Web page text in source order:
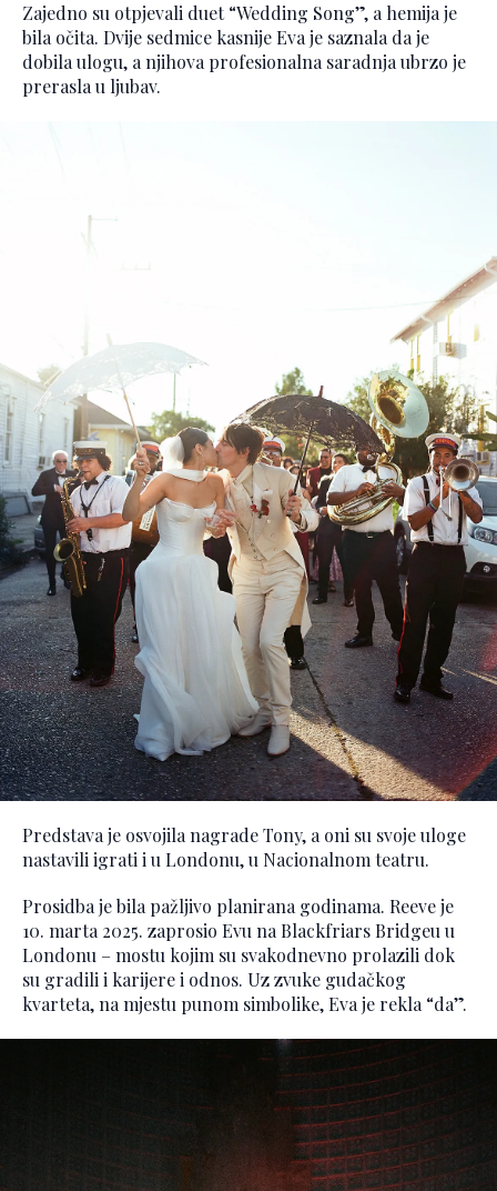
Zajedno su otpjevali duet “Wedding Song”, a hemija je
bila očita. Dvije sedmice kasnije Eva je saznala da je
dobila ulogu, a njihova profesionalna saradnja ubrzo je
prerasla u ljubav.
Predstava je osvojila nagrade Tony, a oni su svoje uloge
nastavili igrati i u Londonu, u Nacionalnom teatru.
Prosidba je bila pažljivo planirana godinama. Reeve je
10. marta 2025. zaprosio Evu na Blackfriars Bridgeu u
Londonu – mostu kojim su svakodnevno prolazili dok
su gradili i karijere i odnos. Uz zvuke gudačkog
kvarteta, na mjestu punom simbolike, Eva je rekla “da”.